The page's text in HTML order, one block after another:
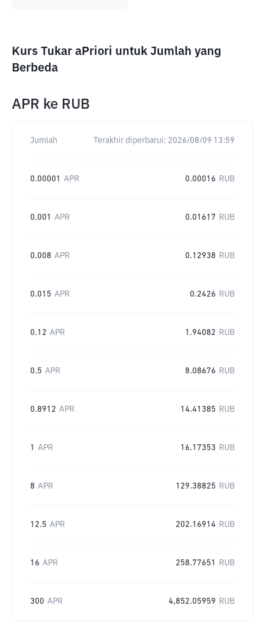
Kurs Tukar aPriori untuk Jumlah yang
Berbeda
APR ke RUB
Jumlah Terakhir diperbarui: 2026/08/09 13:59
0.00001 APR 0.00016 RUB
0.001 APR 0.01617 RUB
0.008 APR 0.12938 RUB
0.015 APR 0.2426 RUB
0.12 APR 1.94082 RUB
0.5 APR 8.08676 RUB
0.8912 APR 14.41385 RUB
1 APR 16.17353 RUB
8 APR 129.38825 RUB
12.5 APR 202.16914 RUB
16 APR 258.77651 RUB
300 APR 4,852.05959 RUB